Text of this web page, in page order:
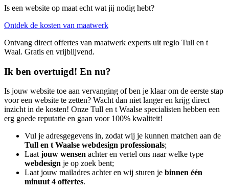
Is een website op maat echt wat jij nodig hebt?
Ontdek de kosten van maatwerk
Ontvang direct offertes van maatwerk experts uit regio Tull en t
Waal. Gratis en vrijblijvend.
Ik ben overtuigd! En nu?
Is jouw website toe aan vervanging of ben je klaar om de eerste stap
voor een website te zetten? Wacht dan niet langer en krijg direct
inzicht in de kosten! Onze Tull en t Waalse specialisten hebben een
erg goede reputatie en gaan voor 100% kwaliteit!
Vul je adresgegevens in, zodat wij je kunnen matchen aan de
Tull en t Waalse webdesign professionals;
Laat jouw wensen achter en vertel ons naar welke type
webdesign je op zoek bent;
Laat jouw mailadres achter en wij sturen je binnen één
minuut 4 offertes.